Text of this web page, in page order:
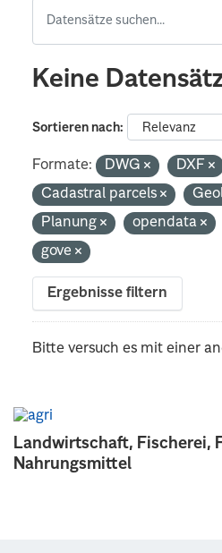
Landwirtschaft, Fischerei,
Nahrungsmittel
Keine
Sortieren nach
Formate: DWG DXF
Cadastral parcels
Planung
opendata
gove
Ergebnisse filtern
Bitte versuch es mit einer